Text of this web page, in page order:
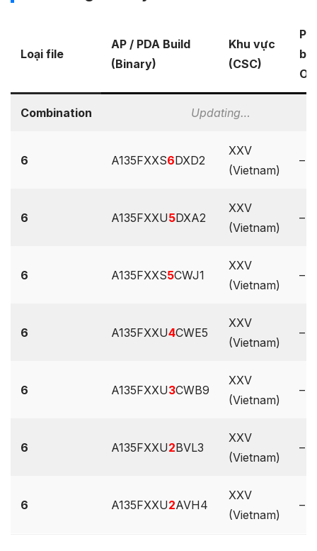
Loại file
AP / PDA Build
(Binary)
Khu vực
(CSC)
OS
Combination Updating…
6 A135FXXS6DXD2
XXV
(Vietnam)
–
6 A135FXXU5DXA2
XXV
(Vietnam)
–
6 A135FXXS5CWJ1
XXV
(Vietnam)
–
6 A135FXXU4CWE5
XXV
(Vietnam)
–
6 A135FXXU3CWB9
XXV
(Vietnam)
–
6 A135FXXU2BVL3
XXV
(Vietnam)
–
6 A135FXXU2AVH4
XXV
(Vietnam)
–